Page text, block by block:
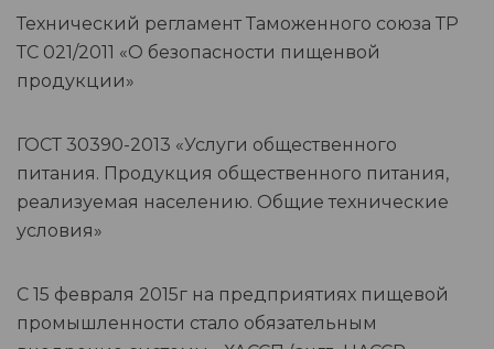
Технический регламент Таможенного союза ТР
ТС 021/2011 «О безопасности пищенвой
продукции»
ГОСТ 30390-2013 «Услуги общественного
питания. Продукция общественного питания,
реализуемая населению. Общие технические
условия»
С 15 февраля 2015г на предприятиях пищевой
промышленности стало обязательным